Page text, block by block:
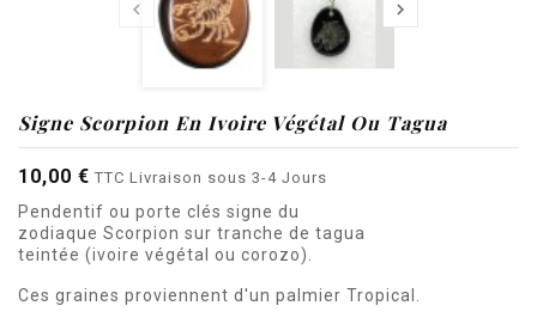
 
Signe Scorpion En Ivoire Végétal Ou Tagua
10,00 € TTC Livraison sous 3-4 Jours
Pendentif ou porte clés signe du
zodiaque Scorpion sur tranche de tagua
teintée (ivoire végétal ou corozo).
Ces graines proviennent d'un palmier Tropical.